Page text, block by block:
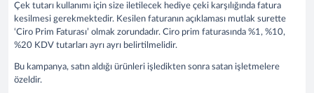
Çek tutarı kullanımı için size iletilecek hediye çeki karşılığında fatura
kesilmesi gerekmektedir. Kesilen faturanın açıklaması mutlak surette
‘Ciro Prim Faturası’ olmak zorundadır. Ciro prim faturasında %1, %10,
%20 KDV tutarları ayrı ayrı belirtilmelidir.
Bu kampanya, satın aldığı ürünleri işledikten sonra satan işletmelere
özeldir.